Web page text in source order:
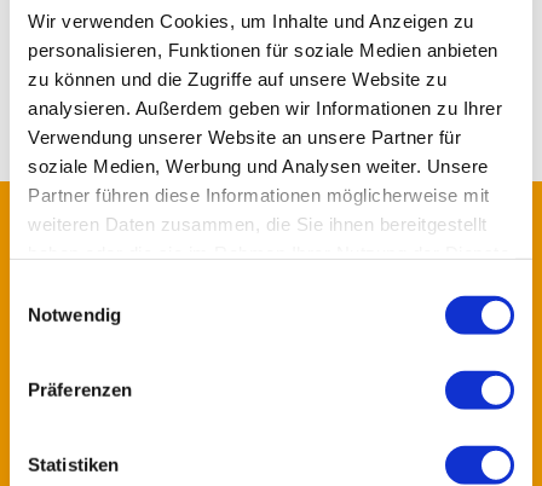
Wir verwenden Cookies, um Inhalte und Anzeigen zu
personalisieren, Funktionen für soziale Medien anbieten
zu können und die Zugriffe auf unsere Website zu
analysieren. Außerdem geben wir Informationen zu Ihrer
Verwendung unserer Website an unsere Partner für
soziale Medien, Werbung und Analysen weiter. Unsere
Partner führen diese Informationen möglicherweise mit
weiteren Daten zusammen, die Sie ihnen bereitgestellt
Notwendig
Präferenzen
Statistiken
Super Essen! Sogar ich als Veganer wurde mit täglich
wechselndem, vielseitigen Essen verköstigt.
Riesenkompliment an die Küche!
LOGO
KONTAKTDATEN